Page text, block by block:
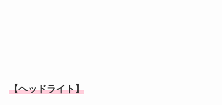
【ヘッドライト】